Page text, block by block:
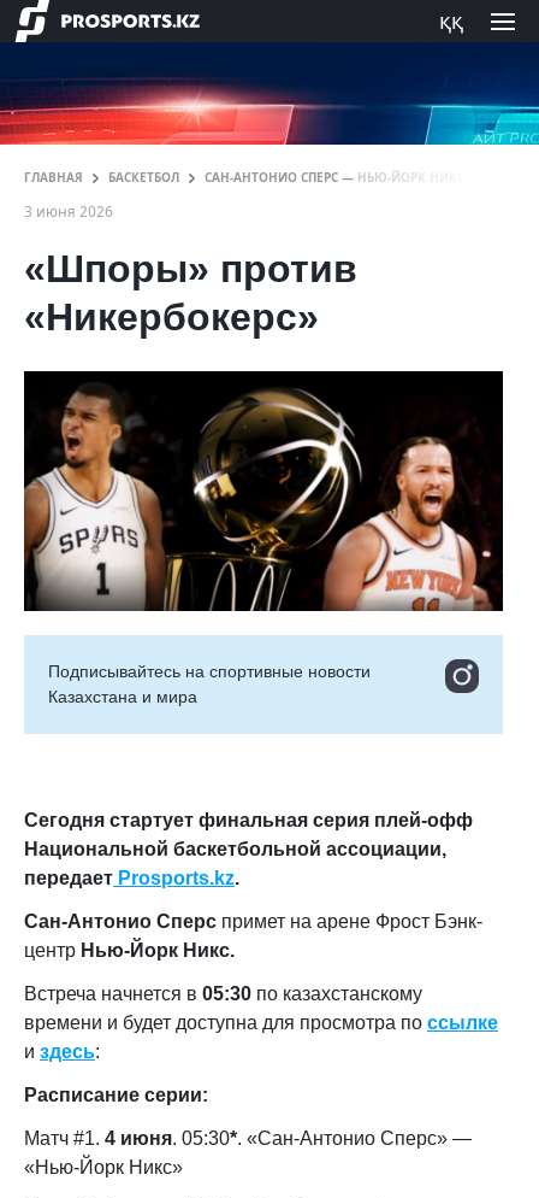
ққ
ГЛАВНАЯ БАСКЕТБОЛ САН-АНТОНИО СПЕРС — НЬЮ-ЙОРК НИКС. ПРЯМАЯ
3 июня 2026
«Шпоры» против
«Никербокерс»
Подписывайтесь на cпортивные новости
Казахстана и мира
Сегодня стартует финальная серия плей-офф
Национальной баскетбольной ассоциации,
передает Prosports.kz.
Сан-Антонио Сперс примет на арене Фрост Бэнк-
центр Нью-Йорк Никс.
Встреча начнется в 05:30 по казахстанскому
времени и будет доступна для просмотра по ссылке
и здесь:
Расписание серии:
Матч #1. 4 июня. 05:30*. «Сан-Антонио Сперс» —
«Нью-Йорк Никс»